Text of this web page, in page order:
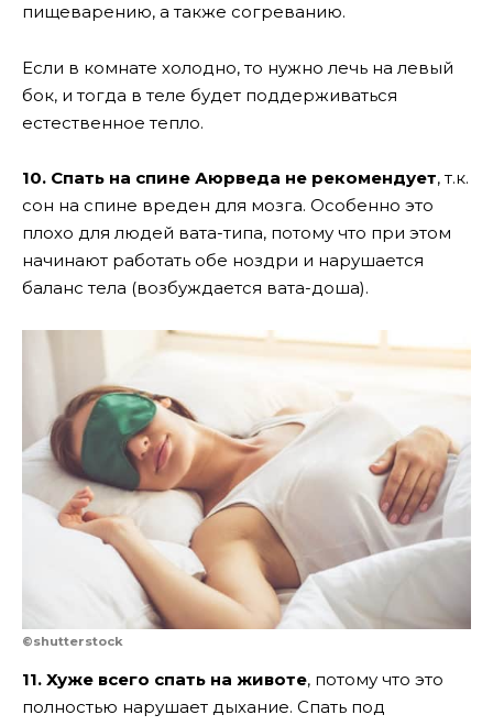
пищеварению, а также согреванию.
Если в комнате холодно, то нужно лечь на левый
бок, и тогда в теле будет поддерживаться
естественное тепло.
10. Спать на спине Аюрведа не рекомендует, т.к.
сон на спине вреден для мозга. Особенно это
плохо для людей вата-типа, потому что при этом
начинают работать обе ноздри и нарушается
баланс тела (возбуждается вата-доша).
©shutterstock
11. Хуже всего спать на животе, потому что это
полностью нарушает дыхание. Спать под